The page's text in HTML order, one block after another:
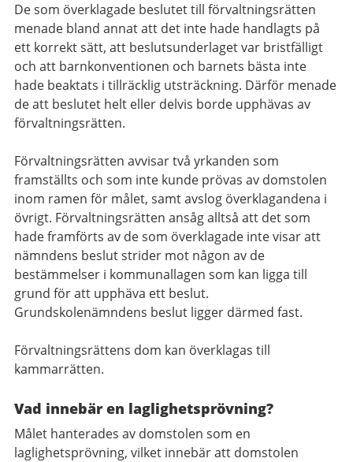
De som överklagade beslutet till förvaltningsrätten
menade bland annat att det inte hade handlagts på
ett korrekt sätt, att beslutsunderlaget var bristfälligt
och att barnkonventionen och barnets bästa inte
hade beaktats i tillräcklig utsträckning. Därför menade
de att beslutet helt eller delvis borde upphävas av
förvaltningsrätten.
Förvaltningsrätten avvisar två yrkanden som
framställts och som inte kunde prövas av domstolen
inom ramen för målet, samt avslog överklagandena i
övrigt. Förvaltningsrätten ansåg alltså att det som
hade framförts av de som överklagade inte visar att
nämndens beslut strider mot någon av de
bestämmelser i kommunallagen som kan ligga till
grund för att upphäva ett beslut.
Grundskolenämndens beslut ligger därmed fast.
Förvaltningsrättens dom kan överklagas till
kammarrätten.
Vad innebär en laglighetsprövning?
Målet hanterades av domstolen som en
laglighetsprövning, vilket innebär att domstolen